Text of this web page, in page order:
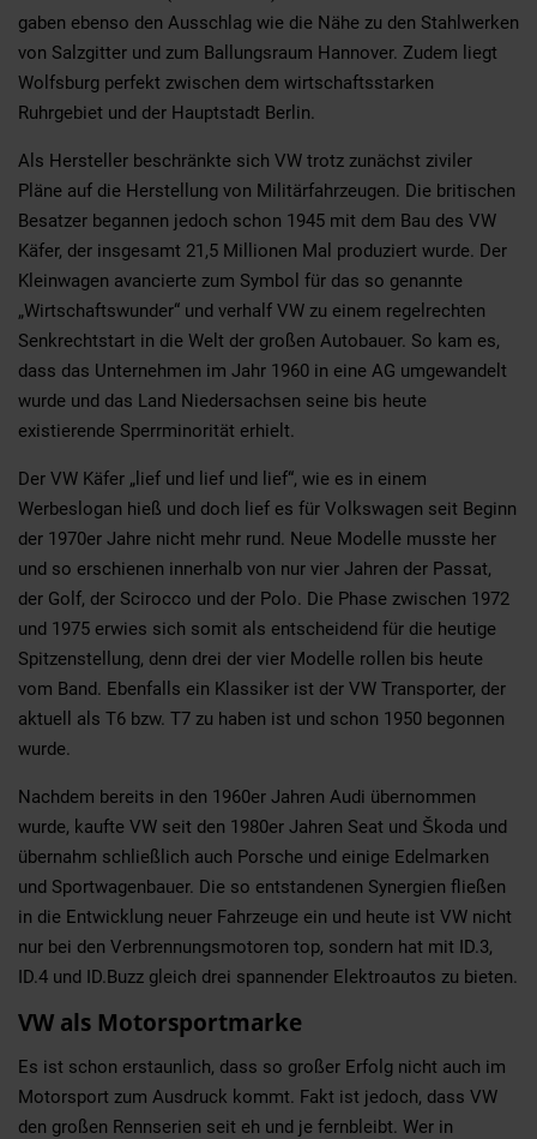
gaben ebenso den Ausschlag wie die Nähe zu den Stahlwerken
von Salzgitter und zum Ballungsraum Hannover. Zudem liegt
Wolfsburg perfekt zwischen dem wirtschaftsstarken
Ruhrgebiet und der Hauptstadt Berlin.
Als Hersteller beschränkte sich VW trotz zunächst ziviler
Pläne auf die Herstellung von Militärfahrzeugen. Die britischen
Besatzer begannen jedoch schon 1945 mit dem Bau des VW
Käfer, der insgesamt 21,5 Millionen Mal produziert wurde. Der
Kleinwagen avancierte zum Symbol für das so genannte
„Wirtschaftswunder“ und verhalf VW zu einem regelrechten
Senkrechtstart in die Welt der großen Autobauer. So kam es,
dass das Unternehmen im Jahr 1960 in eine AG umgewandelt
wurde und das Land Niedersachsen seine bis heute
existierende Sperrminorität erhielt.
Der VW Käfer „lief und lief und lief“, wie es in einem
Werbeslogan hieß und doch lief es für Volkswagen seit Beginn
der 1970er Jahre nicht mehr rund. Neue Modelle musste her
und so erschienen innerhalb von nur vier Jahren der Passat,
der Golf, der Scirocco und der Polo. Die Phase zwischen 1972
und 1975 erwies sich somit als entscheidend für die heutige
Spitzenstellung, denn drei der vier Modelle rollen bis heute
vom Band. Ebenfalls ein Klassiker ist der VW Transporter, der
aktuell als T6 bzw. T7 zu haben ist und schon 1950 begonnen
wurde.
Nachdem bereits in den 1960er Jahren Audi übernommen
wurde, kaufte VW seit den 1980er Jahren Seat und Škoda und
übernahm schließlich auch Porsche und einige Edelmarken
und Sportwagenbauer. Die so entstandenen Synergien fließen
in die Entwicklung neuer Fahrzeuge ein und heute ist VW nicht
nur bei den Verbrennungsmotoren top, sondern hat mit ID.3,
ID.4 und ID.Buzz gleich drei spannender Elektroautos zu bieten.
VW als Motorsportmarke
Es ist schon erstaunlich, dass so großer Erfolg nicht auch im
Motorsport zum Ausdruck kommt. Fakt ist jedoch, dass VW
den großen Rennserien seit eh und je fernbleibt. Wer in